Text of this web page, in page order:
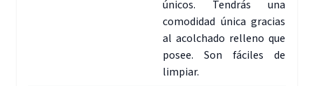
únicos. Tendrás una
comodidad única gracias
al acolchado relleno que
posee. Son fáciles de
limpiar.